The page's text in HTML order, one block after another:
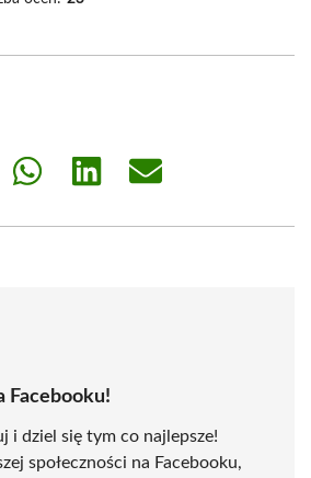
Share
Share
Share
Facebooku!
i dziel się tym co najlepsze!
społeczności na Facebooku,